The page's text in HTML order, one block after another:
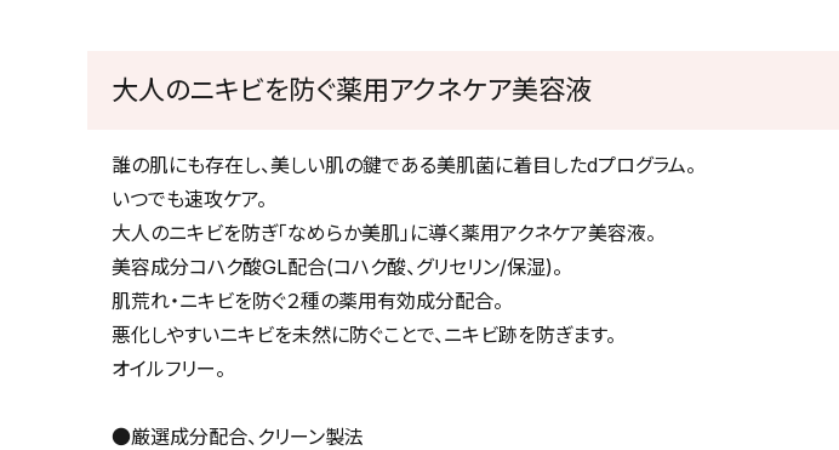
大人のニキビを防ぐ薬用アクネケア美容液
誰の肌にも存在し、美しい肌の鍵である美肌菌に着目したdプログラム。
いつでも速攻ケア。
大人のニキビを防ぎ「なめらか美肌」に導く薬用アクネケア美容液。
美容成分コハク酸GL配合(コハク酸、グリセリン/保湿)。
肌荒れ・ニキビを防ぐ２種の薬用有効成分配合。
悪化しやすいニキビを未然に防ぐことで、ニキビ跡を防ぎます。
オイルフリー。
●厳選成分配合、クリーン製法